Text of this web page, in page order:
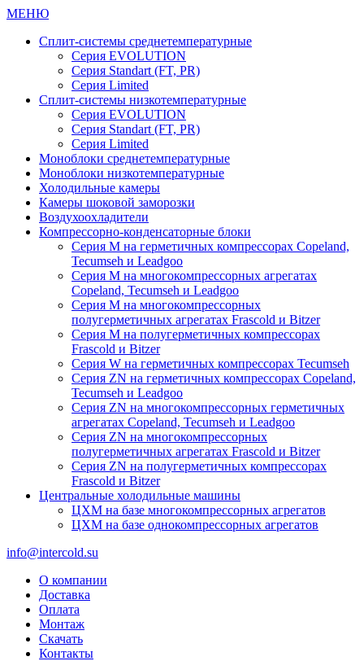
МЕНЮ
Сплит-системы среднетемпературные
Серия EVOLUTION
Серия Standart (FT, PR)
Серия Limited
Сплит-системы низкотемпературные
Серия EVOLUTION
Серия Standart (FT, PR)
Серия Limited
Моноблоки среднетемпературные
Моноблоки низкотемпературные
Холодильные камеры
Камеры шоковой заморозки
Воздухоохладители
Компрессорно-конденсаторные блоки
Серия M на герметичных компрессорах Copeland,
Tecumseh и Leadgoo
Серия M на многокомпрессорных агрегатах
Copeland, Tecumseh и Leadgoo
Серия M на многокомпрессорных
полугерметичных агрегатах Frascold и Bitzer
Серия M на полугерметичных компрессорах
Frascold и Bitzer
Серия W на герметичных компрессорах Tecumseh
Серия ZN на герметичных компрессорах Copeland,
Tecumseh и Leadgoo
Серия ZN на многокомпрессорных герметичных
агрегатах Copeland, Tecumseh и Leadgoo
Серия ZN на многокомпрессорных
полугерметичных агрегатах Frascold и Bitzer
Серия ZN на полугерметичных компрессорах
Frascold и Bitzer
Центральные холодильные машины
ЦХМ на базе многокомпрессорных агрегатов
ЦХМ на базе однокомпрессорных агрегатов
info@intercold.su
О компании
Доставка
Оплата
Монтаж
Скачать
Контакты